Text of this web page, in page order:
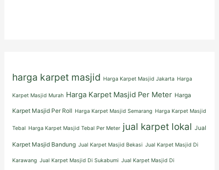
harga karpet masjid Harga Karpet Masjid Jakarta Harga
Karpet Masjid Murah Harga Karpet Masjid Per Meter Harga
Karpet Masjid Per Roll Harga Karpet Masjid Semarang Harga Karpet Masjid
Tebal Harga Karpet Masjid Tebal Per Meter jual karpet lokal Jual
Karpet Masjid Bandung Jual Karpet Masjid Bekasi Jual Karpet Masjid Di
Karawang Jual Karpet Masjid Di Sukabumi Jual Karpet Masjid Di